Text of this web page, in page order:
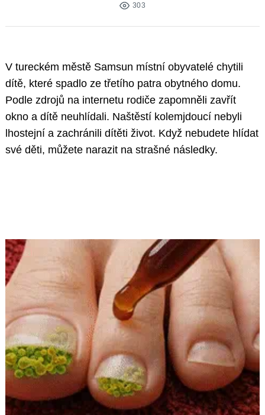
303
V tureckém městě Samsun místní obyvatelé chytili
dítě, které spadlo ze třetího patra obytného domu.
Podle zdrojů na internetu rodiče zapomněli zavřít
okno a dítě neuhlídali. Naštěstí kolemjdoucí nebyli
lhostejní a zachránili dítěti život. Když nebudete hlídat
své děti, můžete narazit na strašné následky.